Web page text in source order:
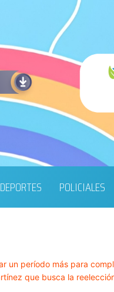
DEPORTES POLICIALES